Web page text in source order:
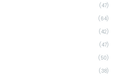
(47)
(64)
(42)
(47)
(50)
(38)